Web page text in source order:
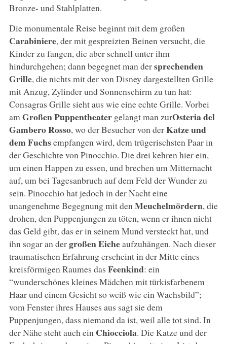
Bronze- und Stahlplatten.
Die monumentale Reise beginnt mit dem großen
Carabiniere, der mit gespreizten Beinen versucht, die
Kinder zu fangen, die aber schnell unter ihm
hindurchgehen; dann begegnet man dersprechenden
Grille, die nichts mit der von Disney dargestellten Grille
mit Anzug, Zylinder und Sonnenschirm zu tun hat:
Consagras Grille sieht aus wie eine echte Grille. Vorbei
am Großen Puppentheatergelangt man zurOsteria del
Gambero Rosso, wo der Besucher von derKatze und
dem Fuchsempfangen wird, dem trügerischsten Paar in
der Geschichte von Pinocchio. Die drei kehren hier ein,
um einen Happen zu essen, und brechen um Mitternacht
auf, um bei Tagesanbruch auf dem Feld der Wunder zu
sein. Pinocchio hat jedoch in der Nacht eine
unangenehme Begegnung mit den Meuchelmördern, die
drohen, den Puppenjungen zu töten, wenn er ihnen nicht
das Geld gibt, das er in seinem Mund versteckt hat, und
ihn sogar an dergroßen Eicheaufzuhängen. Nach dieser
traumatischen Erfahrung erscheint in der Mitte eines
kreisförmigen Raumes das Feenkind: ein
“wunderschönes kleines Mädchen mit türkisfarbenem
Haar und einem Gesicht so weiß wie ein Wachsbild”;
vom Fenster ihres Hauses aus sagt sie dem
Puppenjungen, dass niemand da ist, weil alle tot sind. In
der Nähe steht auch ein Chiocciola. Die Katze und der